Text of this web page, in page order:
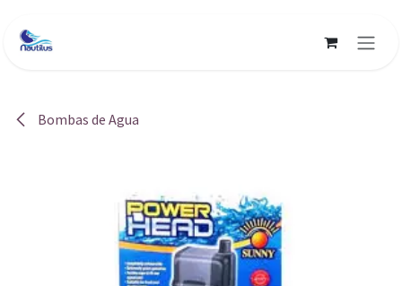
Bombas de Agua